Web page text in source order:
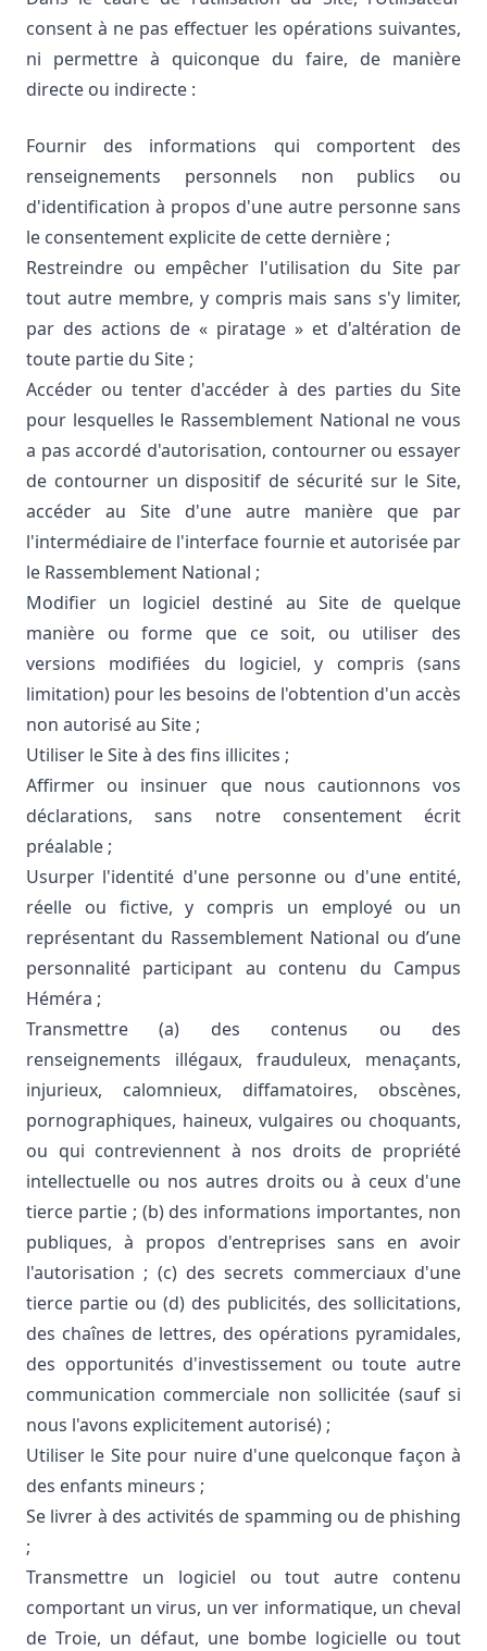
consent à ne pas effectuer les opérations suivantes,
ni permettre à quiconque du faire, de manière
directe ou indirecte :
Fournir des informations qui comportent des
renseignements personnels non publics ou
d'identification à propos d'une autre personne sans
le consentement explicite de cette dernière ;
Restreindre ou empêcher l'utilisation du Site par
tout autre membre, y compris mais sans s'y limiter,
par des actions de « piratage » et d'altération de
toute partie du Site ;
Accéder ou tenter d'accéder à des parties du Site
pour lesquelles le Rassemblement National ne vous
a pas accordé d'autorisation, contourner ou essayer
de contourner un dispositif de sécurité sur le Site,
accéder au Site d'une autre manière que par
l'intermédiaire de l'interface fournie et autorisée par
le Rassemblement National ;
Modifier un logiciel destiné au Site de quelque
manière ou forme que ce soit, ou utiliser des
versions modifiées du logiciel, y compris (sans
limitation) pour les besoins de l'obtention d'un accès
non autorisé au Site ;
Utiliser le Site à des fins illicites ;
Affirmer ou insinuer que nous cautionnons vos
déclarations, sans notre consentement écrit
préalable ;
Usurper l'identité d'une personne ou d'une entité,
réelle ou fictive, y compris un employé ou un
représentant du Rassemblement National ou d’une
personnalité participant au contenu du Campus
Héméra ;
Transmettre (a) des contenus ou des
renseignements illégaux, frauduleux, menaçants,
injurieux, calomnieux, diffamatoires, obscènes,
pornographiques, haineux, vulgaires ou choquants,
ou qui contreviennent à nos droits de propriété
intellectuelle ou nos autres droits ou à ceux d'une
tierce partie ; (b) des informations importantes, non
publiques, à propos d'entreprises sans en avoir
l'autorisation ; (c) des secrets commerciaux d'une
tierce partie ou (d) des publicités, des sollicitations,
des chaînes de lettres, des opérations pyramidales,
des opportunités d'investissement ou toute autre
communication commerciale non sollicitée (sauf si
nous l'avons explicitement autorisé) ;
Utiliser le Site pour nuire d'une quelconque façon à
des enfants mineurs ;
Se livrer à des activités de spamming ou de phishing
;
Transmettre un logiciel ou tout autre contenu
comportant un virus, un ver informatique, un cheval
de Troie, un défaut, une bombe logicielle ou tout